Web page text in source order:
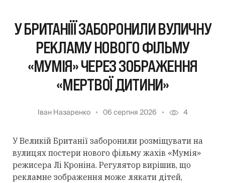
У БРИТАНІЇЇ ЗАБОРОНИЛИ ВУЛИЧНУ
РЕКЛАМУ НОВОГО ФІЛЬМУ
«МУМІЯ» ЧЕРЕЗ ЗОБРАЖЕННЯ
«МЕРТВОЇ ДИТИНИ»
Іван Назаренко 06 серпня 2026 4
У Великій Британії заборонили розміщувати на
вулицях постери нового фільму жахів «Мумія»
режисера Лі Кроніна. Регулятор вирішив, що
рекламне зображення може лякати дітей,